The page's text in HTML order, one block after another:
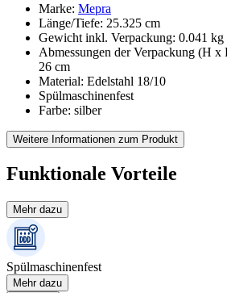
Marke: Mepra
Länge/Tiefe: 25.325 cm
Gewicht inkl. Verpackung: 0.041 kg
Abmessungen der Verpackung (H x
26 cm
Material: Edelstahl 18/10
Spülmaschinenfest
Farbe: silber
Weitere Informationen zum Produkt
Funktionale Vorteile
Mehr dazu
Spülmaschinenfest
Mehr dazu